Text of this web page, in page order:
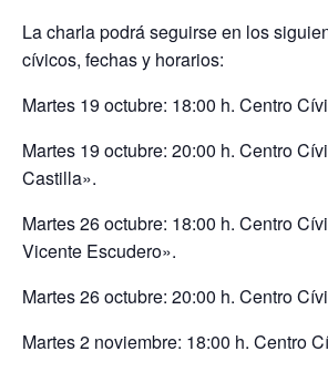
La charla podrá seguirse en los
cívicos, fechas y horarios:
Martes 19 octubre: 18:00 h. Centro
Martes 19 octubre: 20:00 h. Centro
Castilla».
Martes 26 octubre: 18:00 h. Centro
Vicente Escudero».
Martes 26 octubre: 20:00 h. Centro
Martes 2 noviembre: 18:00 h. Centro